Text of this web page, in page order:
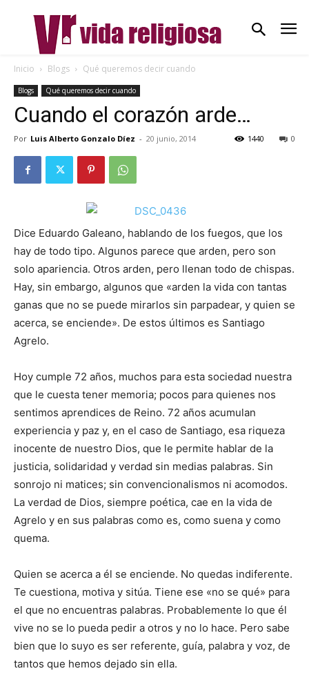
Inicio Blogs Qué queremos decir cuando
Blogs Qué queremos decir cuando
Cuando el corazón arde…
Por Luis Alberto Gonzalo Díez - 20 junio, 2014 0
1440
Dice Eduardo Galeano, hablando de los fuegos, que los
hay de todo tipo. Algunos parece que arden, pero son
solo apariencia. Otros arden, pero llenan todo de chispas.
Hay, sin embargo, algunos que «arden la vida con tantas
ganas que no se puede mirarlos sin parpadear, y quien se
acerca, se enciende». De estos últimos es Santiago
Agrelo.
Hoy cumple 72 años, muchos para esta sociedad nuestra
que le cuesta tener memoria; pocos para quienes nos
sentimos aprendices de Reino. 72 años acumulan
experiencia y paz y, en el caso de Santiago, esa riqueza
inocente de nuestro Dios, que le permite hablar de la
justicia, solidaridad y verdad sin medias palabras. Sin
sonrojo ni matices; sin convencionalismos ni acomodos.
La verdad de Dios, siempre poética, cae en la vida de
Agrelo y en sus palabras como es, como suena y como
quema.
Quien se acerca a él se enciende. No quedas indiferente.
Te cuestiona, motiva y sitúa. Tiene ese «no se qué» para
el que no encuentras palabras. Probablemente lo que él
vive no se lo pueda pedir a otros y no lo hace. Pero sabe
bien que lo suyo es ser referente, guía, palabra y voz, de
tantos que hemos dejado sin ella.